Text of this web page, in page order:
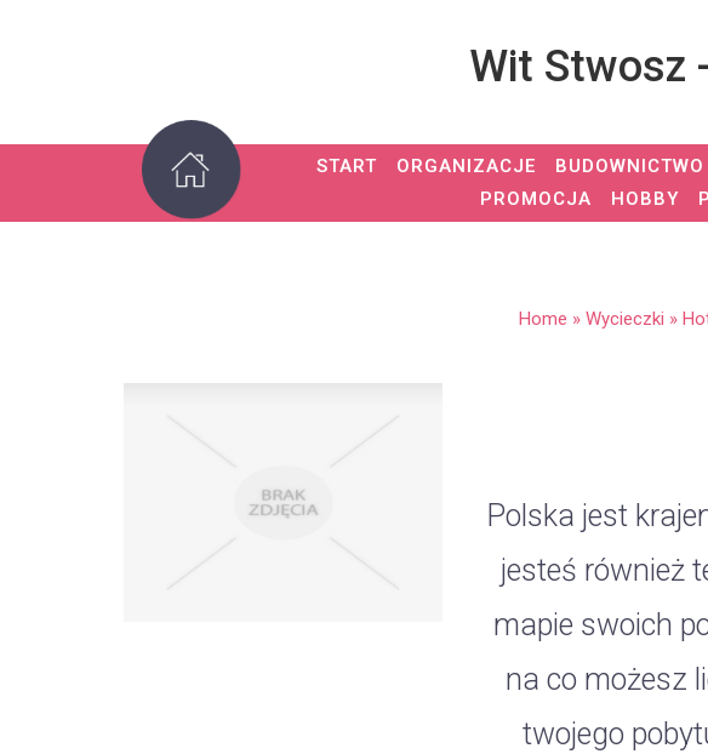
Wit Stwosz
START ORGANIZACJE BUDOWNICTWO
PROMOCJA
HOBBY
Home » Wycieczki »
Polska jest
jesteś również
mapie swoich
na co możesz
twojego